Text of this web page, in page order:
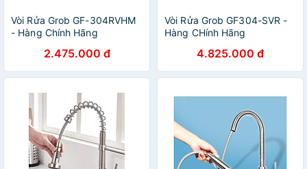
Vòi Rửa Grob GF-304RVHM
- Hàng Chính Hãng
2.475.000 đ
Vòi Rửa Grob GF304-SVR -
Hàng CHính Hãng
4.825.000 đ